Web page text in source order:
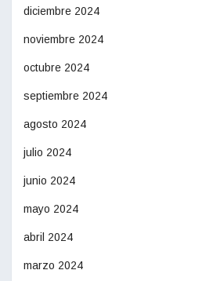
diciembre 2024
noviembre 2024
octubre 2024
septiembre 2024
agosto 2024
julio 2024
junio 2024
mayo 2024
abril 2024
marzo 2024